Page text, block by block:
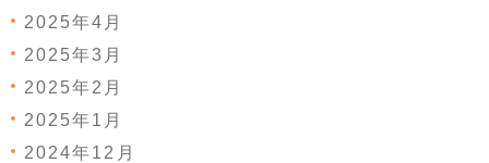
2025年4月
2025年3月
2025年2月
2025年1月
2024年12月